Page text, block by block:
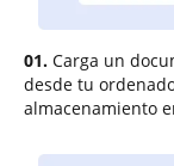
01. Carga un
desde tu
almacenamiento